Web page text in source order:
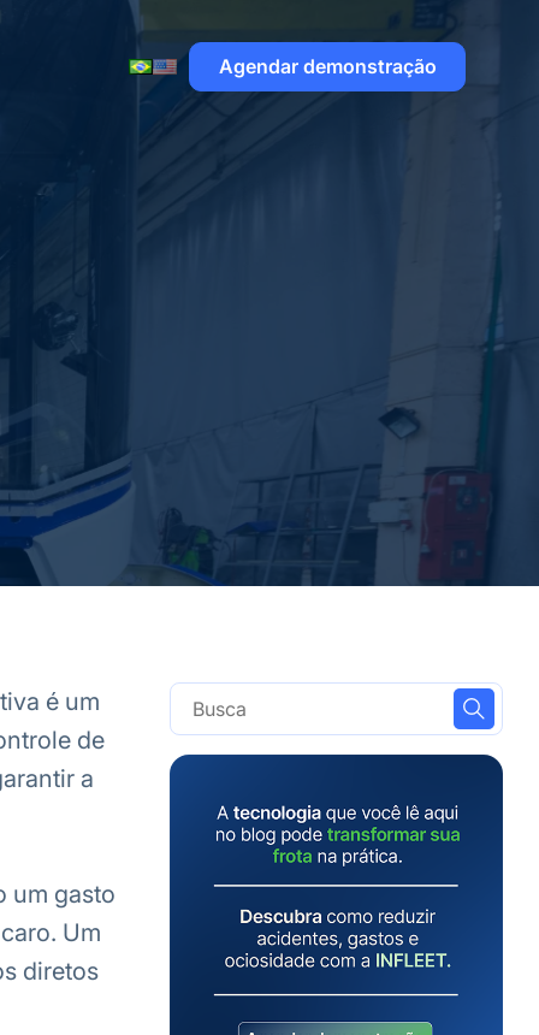
Agendar demonstração
é um
de
a
um gasto
Um
diretos